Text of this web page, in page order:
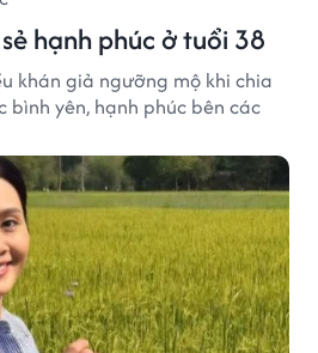
hạnh phúc ở tuổi 38
khán giả ngưỡng mộ khi chia
bình yên, hạnh phúc bên các